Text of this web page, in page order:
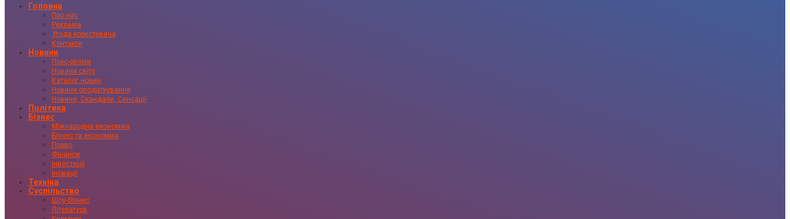
Головна
Про нас
Реклама
Угода користувача
Контакти
Новини
Прес-релізи
Новини світу
Каталог новин
Новини оподаткування
Новини, Скандали, Сенсації
Політика
Бізнес
Міжнародна економіка
Бізнес та економіка
Право
Фінанси
Інвестиції
Іновації
Техніка
Суспільство
Шоу-бізнес
Література